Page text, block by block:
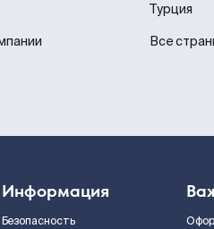
Турция
Все
Информация
Безопасность